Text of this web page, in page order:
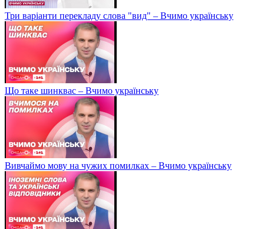
Три варіанти перекладу слова "вид" – Вчимо українську
Що таке шинквас – Вчимо українську
Вивчаймо мову на чужих помилках – Вчимо українську